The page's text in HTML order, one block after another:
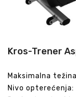
Kros-Trener
Maksimalna
Nivo opterećenja: